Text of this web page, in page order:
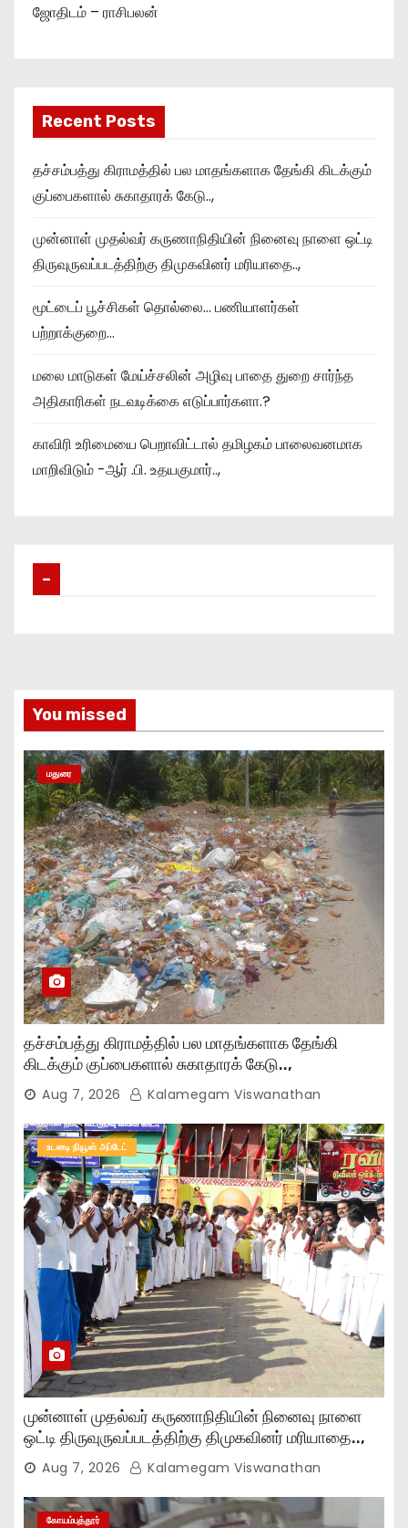
ஜோதிடம் – ராசிபலன்
Recent Posts
தச்சம்பத்து கிராமத்தில் பல மாதங்களாக தேங்கி கிடக்கும்
குப்பைகளால் சுகாதாரக் கேடு..,
முன்னாள் முதல்வர் கருணாநிதியின் நினைவு நாளை ஒட்டி
திருவுருவப்படத்திற்கு திமுகவினர் மரியாதை..,
மூட்டைப் பூச்சிகள் தொல்லை… பணியாளர்கள்
பற்றாக்குறை…
மலை மாடுகள் மேய்ச்சலின் அழிவு பாதை துறை சார்ந்த
அதிகாரிகள் நடவடிக்கை எடுப்பார்களா.?
காவிரி உரிமையை பெறாவிட்டால் தமிழகம் பாலைவனமாக
மாறிவிடும் -ஆர் .பி. உதயகுமார்..,
–
You missed
மதுரை
தச்சம்பத்து கிராமத்தில் பல மாதங்களாக தேங்கி
கிடக்கும் குப்பைகளால் சுகாதாரக் கேடு..,
Aug 7, 2026 Kalamegam Viswanathan
உடனடி நியூஸ் அப்டேட்
முன்னாள் முதல்வர் கருணாநிதியின் நினைவு நாளை
ஒட்டி திருவுருவப்படத்திற்கு திமுகவினர் மரியாதை..,
Aug 7, 2026 Kalamegam Viswanathan
கோயம்புத்தூர்